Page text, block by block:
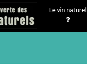
Le vin naturel